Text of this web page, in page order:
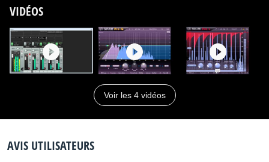
VIDÉOS
Voir les 4 vidéos
AVIS UTILISATEURS